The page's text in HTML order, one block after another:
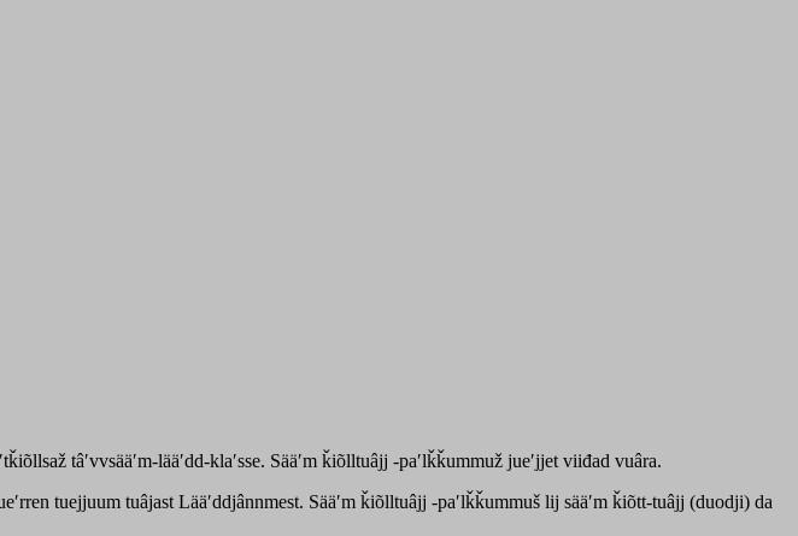
tâʹvvsääʹm-lääʹdd-klaʹsse. Sääʹm ǩiõlltuâjj -paʹlǩǩummuž jueʹjjet viiđad vuâra.
tuejjuum tuâjast Lääʹddjânnmest. Sääʹm ǩiõlltuâjj -paʹlǩǩummuš lij sääʹm ǩiõtt-tuâjj (duodji) da